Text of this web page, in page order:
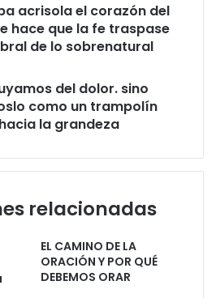
acrisola el corazón del
hace que la fe traspase
de lo sobrenatural
del dolor. sino
como un trampolín
hacia la grandeza
relacionadas
EL CAMINO DE LA
ORACIÓN Y POR QUÉ
DEBEMOS ORAR